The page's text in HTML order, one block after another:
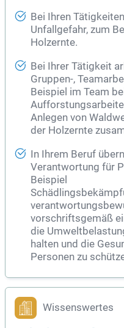
Bei Ihren
Unfallgefahr, zum
Holzernte.
Bei Ihrer Tätigkeit
Gruppen-,
Beispiel im Team
Anlegen von
der Holzernte
In Ihrem Beruf
Verantwortung für
Beispiel
vorschriftsgemäß
die
halten und die
Personen zu
Wissenswertes